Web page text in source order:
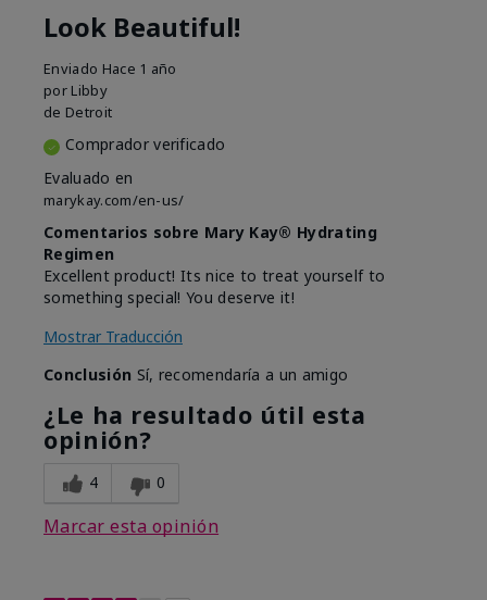
Look Beautiful!
Enviado Hace 1 año
por Libby
de Detroit
Comprador verificado
Evaluado en
marykay.com/en-us/
Comentarios sobre Mary Kay® Hydrating
Regimen
Excellent product! Its nice to treat yourself to
something special! You deserve it!
Mostrar Traducción
Conclusión Sí, recomendaría a un amigo
¿Le ha resultado útil esta
opinión?
4 0
Marcar esta opinión